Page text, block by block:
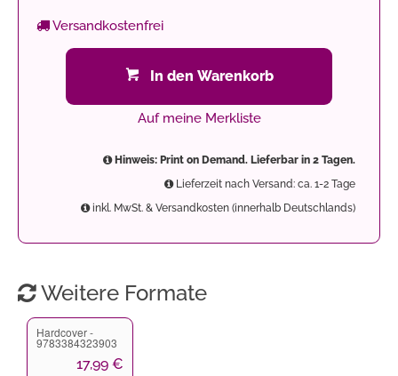
Versandkostenfrei
In den Warenkorb
Auf meine Merkliste
Hinweis: Print on Demand. Lieferbar in 2 Tagen.
Lieferzeit nach Versand: ca. 1-2 Tage
inkl. MwSt. & Versandkosten (innerhalb Deutschlands)
Weitere Formate
Hardcover -
9783384323903
17,99 €